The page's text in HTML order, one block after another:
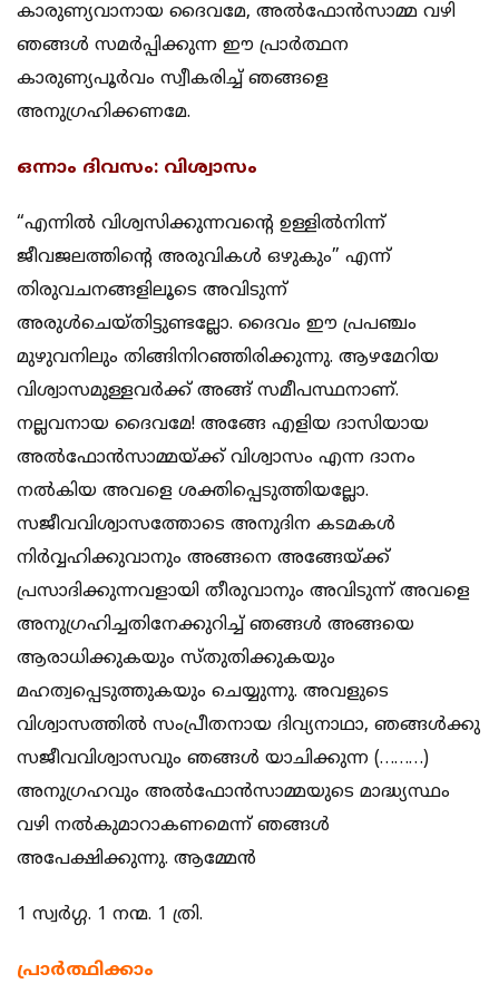
കാരുണ്യവാനായ ദൈവമേ, അല്‍ഫോന്‍സാമ്മ വഴി
ഞങ്ങള്‍ സമര്‍പ്പിക്കുന്ന ഈ പ്രാര്‍ത്ഥന
കാരുണ്യപൂര്‍വം സ്വീകരിച്ച് ഞങ്ങളെ
അനുഗ്രഹിക്കണമേ.
ഒന്നാം ദിവസം: വിശ്വാസം
“എന്നില്‍ വിശ്വസിക്കുന്നവന്‍റെ ഉള്ളില്‍നിന്ന്
ജീവജലത്തിന്‍റെ അരുവികള്‍ ഒഴുകും” എന്ന്
തിരുവചനങ്ങളിലൂടെ അവിടുന്ന്
അരുള്‍ചെയ്തിട്ടുണ്ടല്ലോ. ദൈവം ഈ പ്രപഞ്ചം
മുഴുവനിലും തിങ്ങിനിറഞ്ഞിരിക്കുന്നു. ആഴമേറിയ
വിശ്വാസമുള്ളവര്‍ക്ക് അങ്ങ് സമീപസ്ഥനാണ്.
നല്ലവനായ ദൈവമേ! അങ്ങേ എളിയ ദാസിയായ
അല്‍ഫോന്‍സാമ്മയ്ക്ക്‌ വിശ്വാസം എന്ന ദാനം
നല്‍കിയ അവളെ ശക്തിപ്പെടുത്തിയല്ലോ.
സജീവവിശ്വാസത്തോടെ അനുദിന കടമകള്‍
നിര്‍വ്വഹിക്കുവാനും അങ്ങനെ അങ്ങേയ്ക്ക്
പ്രസാദിക്കുന്നവളായി തീരുവാനും അവിടുന്ന്‌ അവളെ
അനുഗ്രഹിച്ചതിനേക്കുറിച്ച് ഞങ്ങള്‍ അങ്ങയെ
ആരാധിക്കുകയും സ്തുതിക്കുകയും
മഹത്വപ്പെടുത്തുകയും ചെയ്യുന്നു. അവളുടെ
വിശ്വാസത്തില്‍ സംപ്രീതനായ ദിവ്യനാഥാ, ഞങ്ങള്‍ക്കു
സജീവവിശ്വാസവും ഞങ്ങള്‍ യാചിക്കുന്ന (………)
അനുഗ്രഹവും അല്‍ഫോന്‍സാമ്മയുടെ മാദ്ധ്യസ്ഥം
വഴി നല്‍കുമാറാകണമെന്ന് ഞങ്ങള്‍
അപേക്ഷിക്കുന്നു. ആമ്മേന്‍
1 സ്വര്‍ഗ്ഗ. 1 നന്മ. 1 ത്രി.
പ്രാര്‍ത്ഥിക്കാം